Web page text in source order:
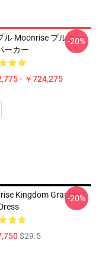
ル Moonrise プルオー
ーカー
- ￥724,275
-20%
Kingdom Graphic T-
$29.5
-20%